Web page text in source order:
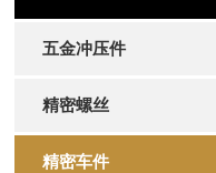
五金冲压件
精密螺丝
精密车件